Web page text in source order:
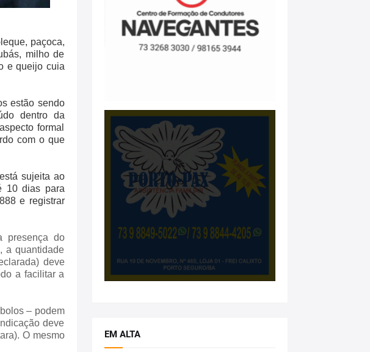
paçoca,
milho de
e queijo cuia
estão sendo
dentro da
formal
com o que
sujeita ao
10 dias para
e registrar
presença do
a quantidade
deve
a facilitar a
– podem
deve
O mesmo
EM ALTA